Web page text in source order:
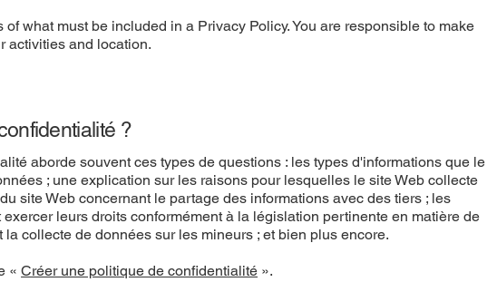
what must be included in a Privacy Policy. You are responsible to make
activities and location.
?
aborde souvent ces types de questions : les types d'informations que le
; une explication sur les raisons pour lesquelles le site Web collecte
site Web concernant le partage des informations avec des tiers ; les
leurs droits conformément à la législation pertinente en matière de
collecte de données sur les mineurs ; et bien plus encore.
«Créer une politique de confidentialité ».